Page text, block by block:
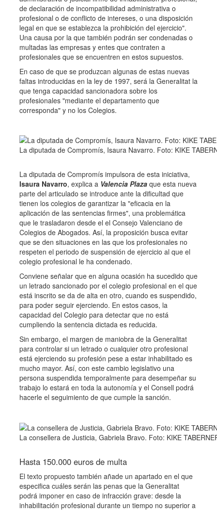
de declaración de incompatibilidad administrativa o
profesional o de conflicto de intereses, o una disposición
legal en que se establezca la prohibición del ejercicio".
Una causa por la que también podrán ser condenadas o
multadas las empresas y entes que contraten a
profesionales que se encuentren en estos supuestos.
En caso de que se produzcan algunas de estas nuevas
faltas introducidas en la ley de 1997, será la Generalitat la
que tenga capacidad sancionadora sobre los
profesionales "mediante el departamento que
corresponda" y no los Colegios.
La diputada de Compromís, Isaura Navarro. Foto: KIKE
La diputada de Compromís impulsora de esta iniciativa,
Isaura Navarro, explica a Valencia Plaza que esta nueva
parte del articulado se introduce ante la dificultad que
tienen los colegios de garantizar la "eficacia en la
aplicación de las sentencias firmes", una problemática
que le trasladaron desde el el Consejo Valenciano de
Colegios de Abogados. Así, la proposición busca evitar
que se den situaciones en las que los profesionales no
respeten el periodo de suspensión de ejercicio al que el
colegio profesional le ha condenado.
Conviene señalar que en alguna ocasión ha sucedido que
un letrado sancionado por el colegio profesional en el que
está inscrito se da de alta en otro, cuando es suspendido,
para poder seguir ejerciendo. En estos casos, la
capacidad del Colegio para detectar que no está
cumpliendo la sentencia dictada es reducida.
Sin embargo, el margen de maniobra de la Generalitat
para controlar si un letrado o cualquier otro profesional
está ejerciendo su profesión pese a estar inhabilitado es
mucho mayor. Así, con este cambio legislativo una
persona suspendida temporalmente para desempeñar su
trabajo lo estará en toda la autonomía y el Consell podrá
hacerle el seguimiento de que cumple la sanción.
La consellera de Justicia, Gabriela Bravo. Foto: KIKE
Hasta 150.000 euros de multa
El texto propuesto también añade un apartado en el que
especifica cuáles serán las penas que la Generalitat
podrá imponer en caso de infracción grave: desde la
inhabilitación profesional durante un tiempo no superior a